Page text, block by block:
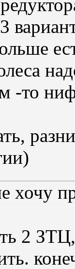
-то
хочу
2